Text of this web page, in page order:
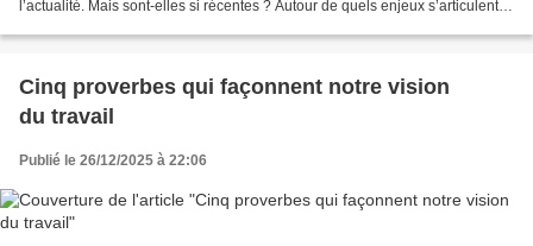
l’actualité. Mais sont-elles si récentes ? Autour de quels enjeux s’articulent-
Cinq proverbes qui façonnent notre vision
du travail
Publié le 26/12/2025 à 22:06